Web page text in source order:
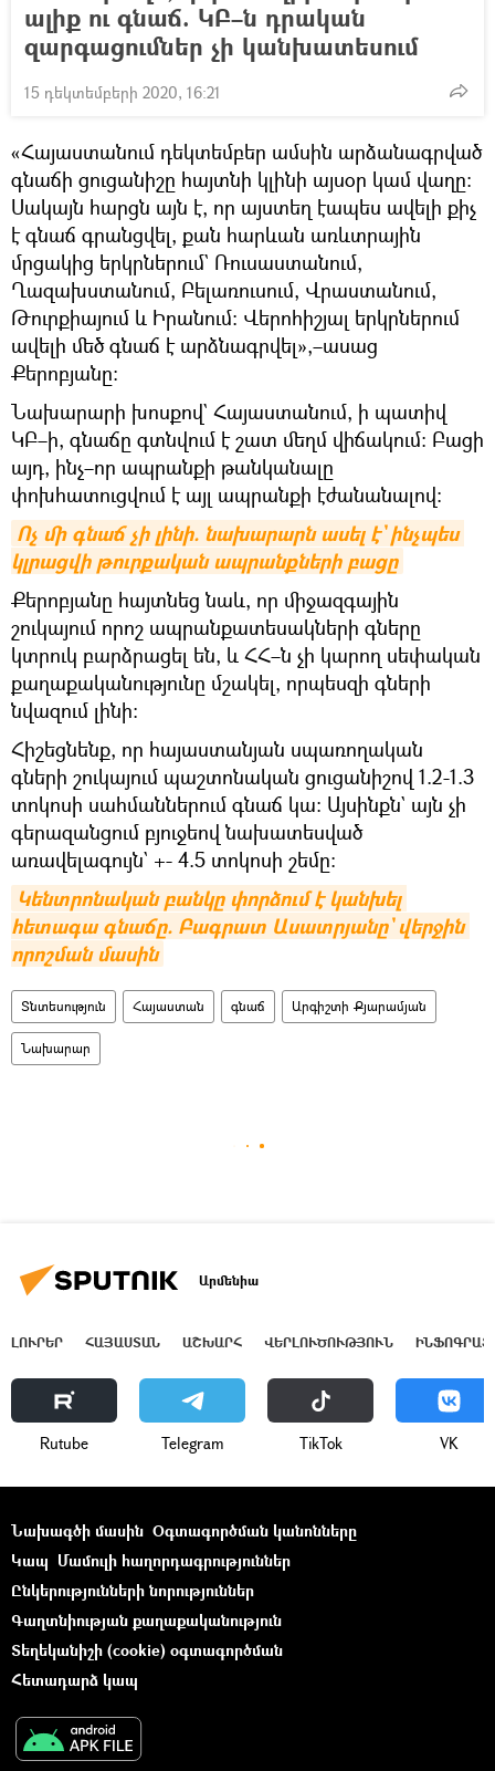
ալիք ու գնաճ. ԿԲ–ն դրական
զարգացումներ չի կանխատեսում
15 դեկտեմբերի 2020, 16:21
«Հայաստանում դեկտեմբեր ամսին արձանագրված
գնաճի ցուցանիշը հայտնի կլինի այսօր կամ վաղը։
Սակայն հարցն այն է, որ այստեղ էապես ավելի քիչ
է գնաճ գրանցվել, քան հարևան առևտրային
մրցակից երկրներում` Ռուսաստանում,
Ղազախստանում, Բելառուսում, Վրաստանում,
Թուրքիայում և Իրանում։ Վերոհիշյալ երկրներում
ավելի մեծ գնաճ է արձնագրվել»,–ասաց
Քերոբյանը։
Նախարարի խոսքով` Հայաստանում, ի պատիվ
ԿԲ–ի, գնաճը գտնվում է շատ մեղմ վիճակում։ Բացի
այդ, ինչ–որ ապրանքի թանկանալը
փոխհատուցվում է այլ ապրանքի էժանանալով։
Ոչ մի գնաճ չի լինի. նախարարն ասել է` ինչպես
կլրացվի թուրքական ապրանքների բացը
Քերոբյանը հայտնեց նաև, որ միջազգային
շուկայում որոշ ապրանքատեսակների գները
կտրուկ բարձրացել են, և ՀՀ–ն չի կարող սեփական
քաղաքականությունը մշակել, որպեսզի գների
նվազում լինի։
Հիշեցնենք, որ հայաստանյան սպառողական
գների շուկայում պաշտոնական ցուցանիշով 1.2-1.3
տոկոսի սահմաններում գնաճ կա։ Այսինքն` այն չի
գերազանցում բյուջեով նախատեսված
առավելագույն` +- 4.5 տոկոսի շեմը։
Կենտրոնական բանկը փորձում է կանխել
հետագա գնաճը. Բագրատ Ասատրյանը` վերջին
որոշման մասին
Տնտեսություն Հայաստան գնաճ Արգիշտի Քյարամյան
Նախարար
Արմենիա
ԼՈՒՐԵՐ ՀԱՅԱՍՏԱՆ ԱՇԽԱՐՀ ՎԵՐԼՈՒԾՈՒԹՅՈՒՆ
Rutube Telegram ТikТоk VK
Նախագծի մասին Օգտագործման կանոնները
Կապ Մամուլի հաղորդագրություններ
Ընկերությունների նորություններ
Գաղտնիության քաղաքականություն
Տեղեկանիշի (cookie) օգտագործման
Հետադարձ կապ